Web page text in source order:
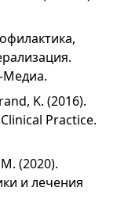
Медиа.
K. (2016).
Practice.
(2020).
и лечения